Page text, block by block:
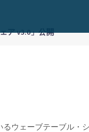
ア v3.0」公開
るウェーブテーブル・